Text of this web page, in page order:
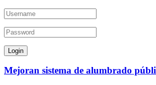
Mejoran sistema de alumbrado